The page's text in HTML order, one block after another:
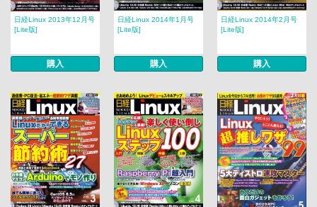
日経Linux 2013年12月号
[Lite版]
購入
日経Linux 2014年1月号
[Lite版]
購入
日経Linux 2014年2月号
[Lite版]
購入